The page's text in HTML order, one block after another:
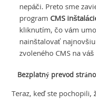
nepáči. Preto sme
program CMS
kliknutím, čo vám
nainštalovať
zvoleného CMS na
Bezplatný prevod
Teraz, keď ste pochopili,